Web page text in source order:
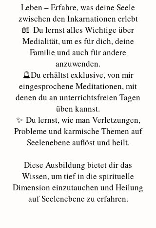
Leben – Erfahre, was deine Seele
zwischen den Inkarnationen erlebt
📖 Du lernst alles Wichtige über
Medialität, um es für dich, deine
Familie und auch für andere
anzuwenden.
🔮Du erhältst exklusive, von mir
eingesprochene Meditationen, mit
denen du an unterrichtsfreien Tagen
üben kannst.
✨ Du lernst, wie man Verletzungen,
Probleme und karmische Themen auf
Seelenebene auflöst und heilt.
Diese Ausbildung bietet dir das
Wissen, um tief in die spirituelle
Dimension einzutauchen und Heilung
auf Seelenebene zu erfahren.